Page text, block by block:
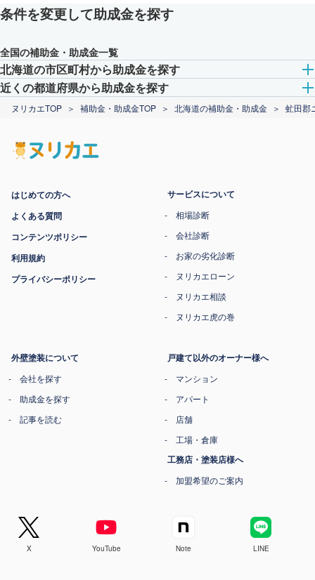
条件を変更して助成金を探す
全国の補助金・助成金一覧
北海道の市区町村から助成金を探す
近くの都道府県から助成金を探す
ヌリカエTOP 補助金・助成金TOP 北海道の補助金・助成金 虻田郡
はじめての方へ
よくある質問
コンテンツポリシー
利用規約
プライバシーポリシー
サービスについて
相場診断
会社診断
お家の劣化診断
ヌリカエローン
ヌリカエ相談
ヌリカエ虎の巻
外壁塗装について
会社を探す
助成金を探す
記事を読む
戸建て以外のオーナー様へ
マンション
アパート
店舗
工場・倉庫
工務店・塗装店様へ
加盟希望のご案内
X YouTube Note LINE